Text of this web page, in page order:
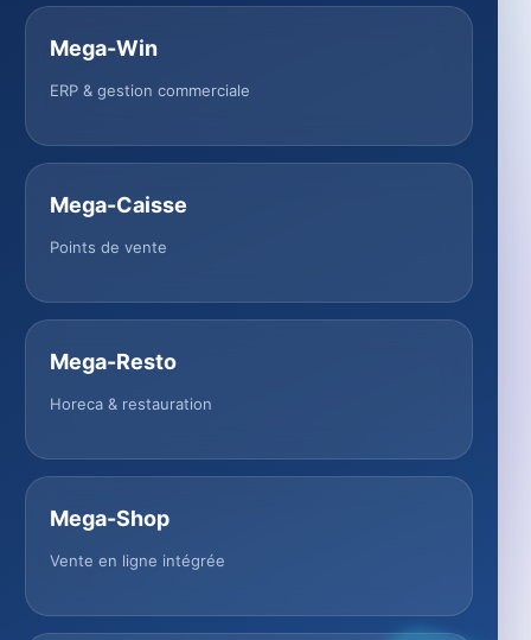
Mega-Win
ERP & gestion commerciale
Mega-Caisse
Points de vente
Mega-Resto
Horeca & restauration
Mega-Shop
Vente en ligne intégrée